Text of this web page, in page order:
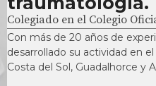
Colegiado en el Colegio
Con más de 20 años de
desarrollado su actividad en
Costa del Sol, Guadalhorce y